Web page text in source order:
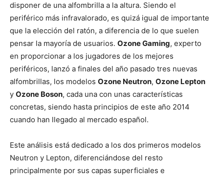
disponer de una alfombrilla a la altura. Siendo el
periférico más infravalorado, es quizá igual de importante
que la elección del ratón, a diferencia de lo que suelen
pensar la mayoría de usuarios. Ozone Gaming, experto
en proporcionar a los jugadores de los mejores
periféricos, lanzó a finales del año pasado tres nuevas
alfombrillas, los modelos Ozone Neutron, Ozone Lepton
y Ozone Boson, cada una con unas características
concretas, siendo hasta principios de este año 2014
cuando han llegado al mercado español.
Este análisis está dedicado a los dos primeros modelos
Neutron y Lepton, diferenciándose del resto
principalmente por sus capas superficiales e